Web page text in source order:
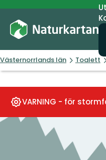
Västernorrlands län Toalett
VARNING - för